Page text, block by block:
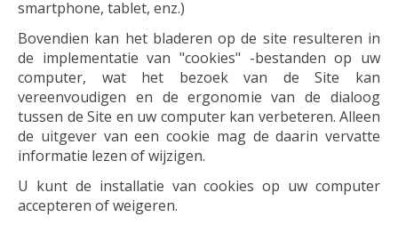
smartphone, tablet, enz.)
Bovendien kan het bladeren op de site resulteren in
de implementatie van "cookies" -bestanden op uw
computer, wat het bezoek van de Site kan
vereenvoudigen en de ergonomie van de dialoog
tussen de Site en uw computer kan verbeteren. Alleen
de uitgever van een cookie mag de daarin vervatte
informatie lezen of wijzigen.
U kunt de installatie van cookies op uw computer
accepteren of weigeren.